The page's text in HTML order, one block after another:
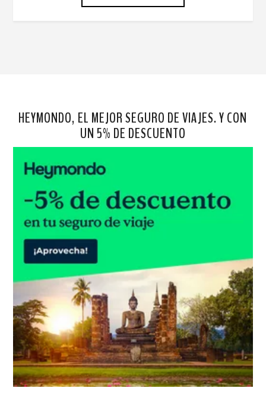
HEYMONDO, EL MEJOR SEGURO DE VIAJES. Y CON
UN 5% DE DESCUENTO